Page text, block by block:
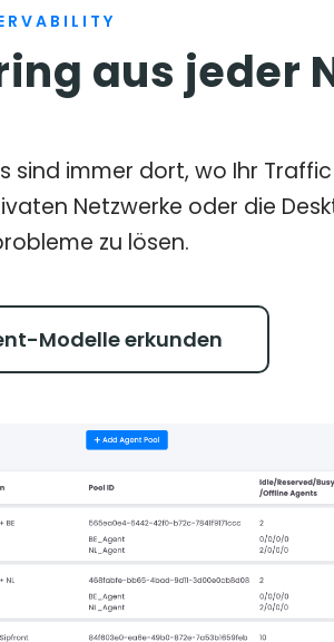
aus jeder
sind immer dort, wo Ihr
Netzwerke oder die
zu lösen.
Modelle erkunden